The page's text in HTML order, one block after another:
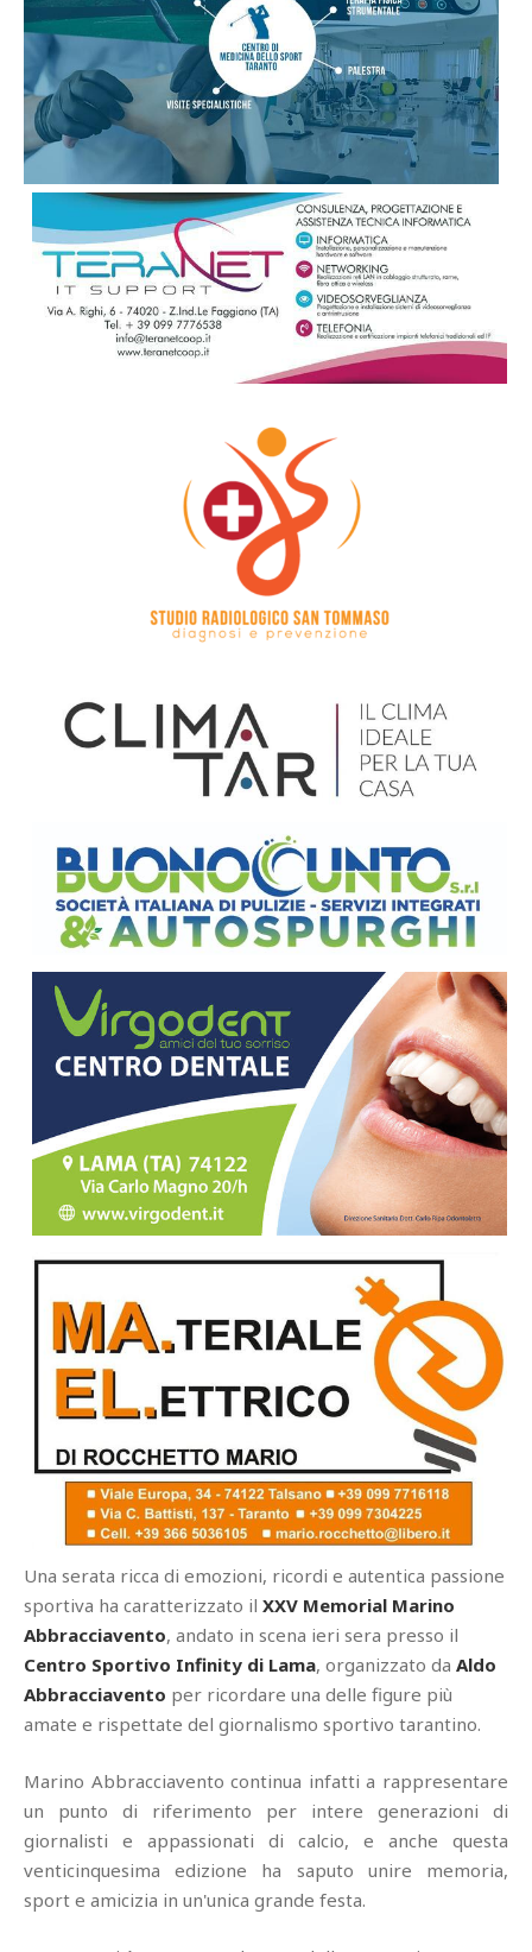
Una serata ricca di emozioni, ricordi e autentica passione
sportiva ha caratterizzato il XXV Memorial Marino
Abbracciavento, andato in scena ieri sera presso il
Centro Sportivo Infinity di Lama, organizzato da Aldo
Abbracciavento per ricordare una delle figure più
amate e rispettate del giornalismo sportivo tarantino.
Marino Abbracciavento continua infatti a rappresentare
un punto di riferimento per intere generazioni di
giornalisti e appassionati di calcio, e anche questa
venticinquesima edizione ha saputo unire memoria,
sport e amicizia in un'unica grande festa.